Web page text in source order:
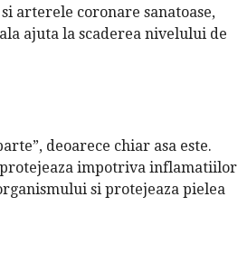
arterele coronare sanatoase,
ajuta la scaderea nivelului de
deoarece chiar asa este.
impotriva inflamatiilor
si protejeaza pielea